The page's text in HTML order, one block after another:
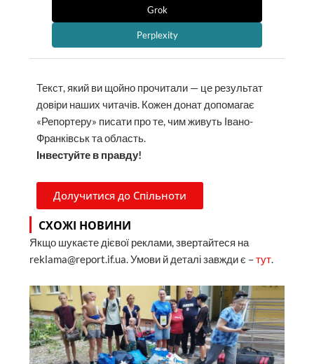
Grok
Perplexity
Текст, який ви щойно прочитали — це результат
довіри наших читачів. Кожен донат допомагає
«Репортеру» писати про те, чим живуть Івано-
Франківськ та область.
Інвестуйте в правду!
Долучитися до Спільноти
СХОЖІ НОВИНИ
Якщо шукаєте дієвої реклами, звертайтеся на
reklama@report.if.ua. Умови й деталі завжди є –тут.